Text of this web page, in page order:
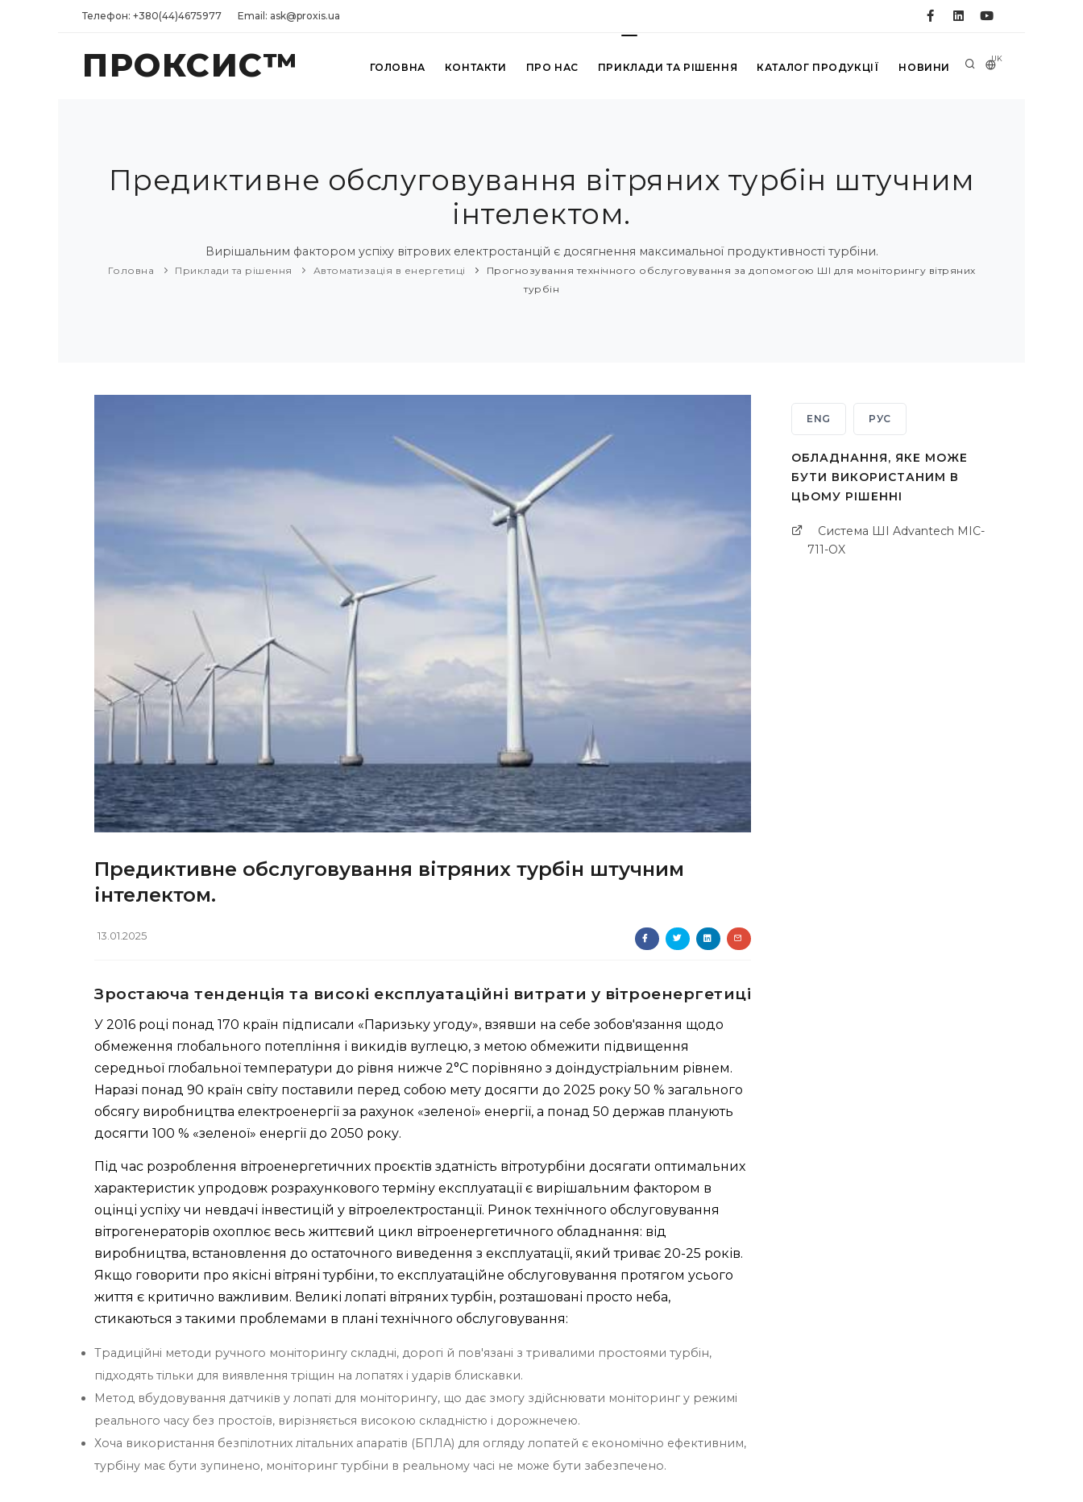
Телефон: +380(44)4675977 Email: ask@proxis.ua
ПРОКСИС™ UK
ГОЛОВНА КОНТАКТИ ПРО НАС ПРИКЛАДИ ТА РІШЕННЯ КАТАЛОГ ПРОДУКЦІЇ НОВИНИ
Предиктивне обслуговування вітряних турбін штучним
інтелектом.
Вирішальним фактором успіху вітрових електростанцій є досягнення максимальної продуктивності турбіни.
Головна Приклади та рішення Автоматизація в енергетиці
Прогнозування технічного обслуговування за допомогою ШІ для моніторингу вітряних
турбін
Предиктивне обслуговування вітряних турбін штучним
інтелектом.
13.01.2025
Зростаюча тенденція та високі експлуатаційні витрати у вітроенергетиці
У 2016 році понад 170 країн підписали «Паризьку угоду», взявши на себе зобов'язання щодо
обмеження глобального потепління і викидів вуглецю, з метою обмежити підвищення
середньої глобальної температури до рівня нижче 2°C порівняно з доіндустріальним рівнем.
Наразі понад 90 країн світу поставили перед собою мету досягти до 2025 року 50 % загального
обсягу виробництва електроенергії за рахунок «зеленої» енергії, а понад 50 держав планують
досягти 100 % «зеленої» енергії до 2050 року.
Під час розроблення вітроенергетичних проєктів здатність вітротурбіни досягати оптимальних
характеристик упродовж розрахункового терміну експлуатації є вирішальним фактором в
оцінці успіху чи невдачі інвестицій у вітроелектростанції. Ринок технічного обслуговування
вітрогенераторів охоплює весь життєвий цикл вітроенергетичного обладнання: від
виробництва, встановлення до остаточного виведення з експлуатації, який триває 20-25 років.
Якщо говорити про якісні вітряні турбіни, то експлуатаційне обслуговування протягом усього
життя є критично важливим. Великі лопаті вітряних турбін, розташовані просто неба,
стикаються з такими проблемами в плані технічного обслуговування:
Традиційні методи ручного моніторингу складні, дорогі й пов'язані з тривалими простоями турбін,
підходять тільки для виявлення тріщин на лопатях і ударів блискавки.
Метод вбудовування датчиків у лопаті для моніторингу, що дає змогу здійснювати моніторинг у режимі
реального часу без простоїв, вирізняється високою складністю і дорожнечею.
Хоча використання безпілотних літальних апаратів (БПЛА) для огляду лопатей є економічно ефективним,
турбіну має бути зупинено, моніторинг турбіни в реальному часі не може бути забезпечено.
ENG РУС
ОБЛАДНАННЯ, ЯКЕ МОЖЕ
БУТИ ВИКОРИСТАНИМ В
ЦЬОМУ РІШЕННІ
Система ШІ Advantech MIC-
711-OX